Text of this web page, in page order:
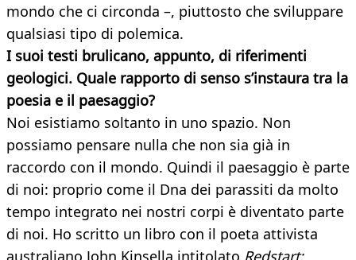
mondo che ci circonda –, piuttosto che sviluppare
qualsiasi tipo di polemica.
I suoi testi brulicano, appunto, di riferimenti
geologici. Quale rapporto di senso s’instaura tra la
poesia e il paesaggio?
Noi esistiamo soltanto in uno spazio. Non
possiamo pensare nulla che non sia già in
raccordo con il mondo. Quindi il paesaggio è parte
di noi: proprio come il Dna dei parassiti da molto
tempo integrato nei nostri corpi è diventato parte
di noi. Ho scritto un libro con il poeta attivista
australiano John Kinsella intitolato Redstart: